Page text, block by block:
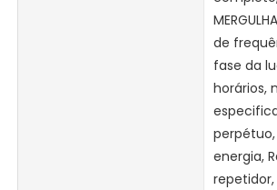
de
fase da
horários,
energia,